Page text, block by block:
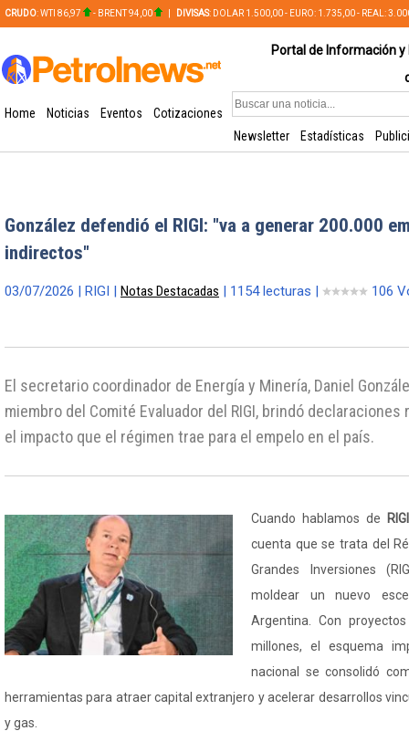
CRUDO: WTI 86,97 - BRENT 94,00 DIVISAS: DOLAR 1.500,00 - EURO: 1.735,00 - REAL:
Portal de Información
Home Noticias Eventos
Cotizaciones
Newsletter
Estadísticas
González defendió el RIGI: "va a generar 200.000
indirectos"
03/07/2026 | RIGI | Notas Destacadas | 1154 lecturas | 106
El secretario coordinador de Energía y Minería, Daniel
miembro del Comité Evaluador del RIGI, brindó
el impacto que el régimen trae para el empelo en el país.
Cuando hablamos de RIGI
cuenta que se trata del
Grandes Inversiones
moldear un nuevo
Argentina. Con
millones, el esquema
nacional se consolidó
herramientas para atraer capital extranjero y acelerar desarrollos
y gas.